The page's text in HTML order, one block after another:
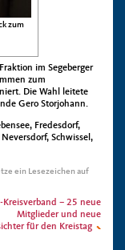
zum
im Segeberger
zum
Die Wahl leitete
Gero Storjohann.
Fredesdorf,
Schwissel,
ein Lesezeichen auf
Kreisverband – 25 neue
Mitglieder und neue
für den Kreistag